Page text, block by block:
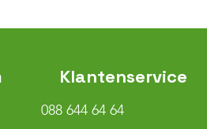
Klantenservice
088 644 64 64